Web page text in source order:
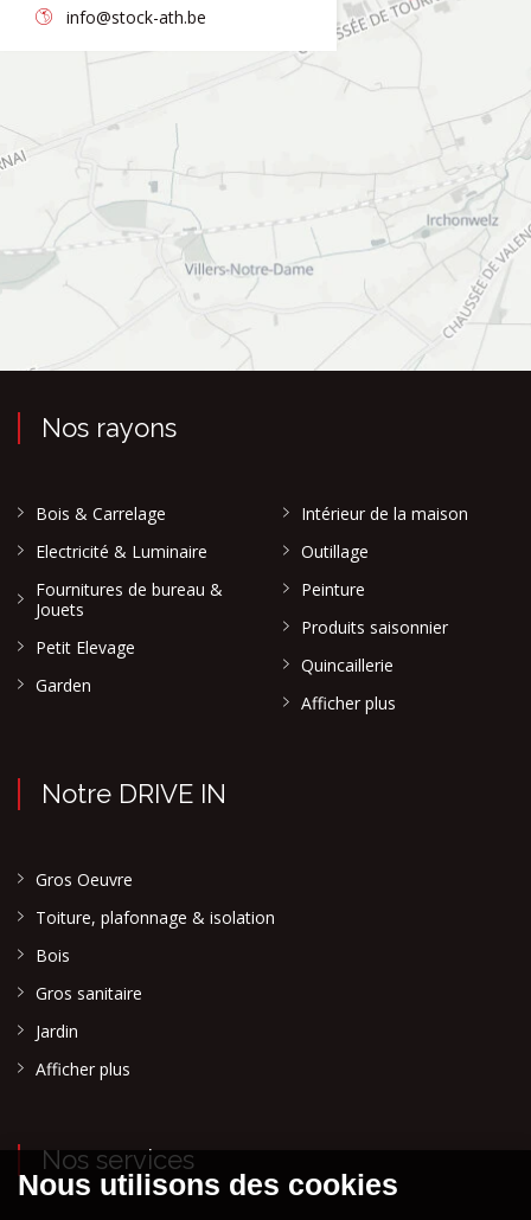
info@stock-ath.be
Nos rayons
Bois & Carrelage
Electricité & Luminaire
Fournitures de bureau &
Jouets
Petit Elevage
Garden
Intérieur de la maison
Outillage
Peinture
Produits saisonnier
Quincaillerie
Afficher plus
Notre DRIVE IN
Gros Oeuvre
Toiture, plafonnage & isolation
Bois
Gros sanitaire
Jardin
Afficher plus
Nos services